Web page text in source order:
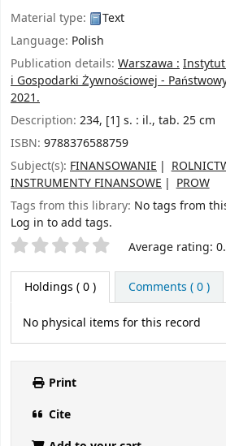
Material type:
Text
Language: Polish
Publication details: Warszawa :
i Gospodarki Żywnościowej -
2021.
Description: 234, [1] s. : il., tab. 25 cm
ISBN: 9788376588759
Subject(s): FINANSOWANIE
INSTRUMENTY FINANSOWE
PROW
Tags from this library: No tags from
Log in to add tags.
Star ratings Average rating:
Holdings ( 0 ) Comments ( 0 )
No physical items for this record
Print
Cite